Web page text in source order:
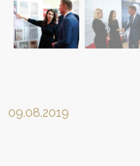
09.08.2019